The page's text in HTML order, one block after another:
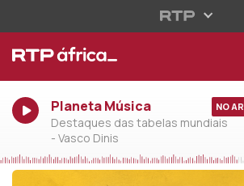
Planeta Música
Destaques das tabelas mundiais
- Vasco Dinis
NO AR